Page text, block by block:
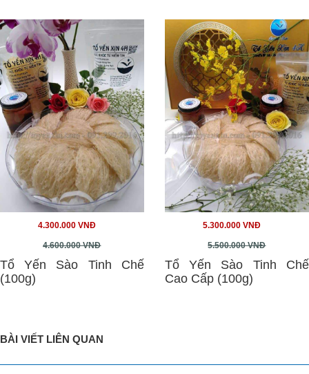
4.300.000 VNĐ
4.600.000 VNĐ
Tổ Yến Sào Tinh Chế
(100g)
5.300.000 VNĐ
5.500.000 VNĐ
Tổ Yến Sào Tinh Chế
Cao Cấp (100g)
BÀI VIẾT LIÊN QUAN